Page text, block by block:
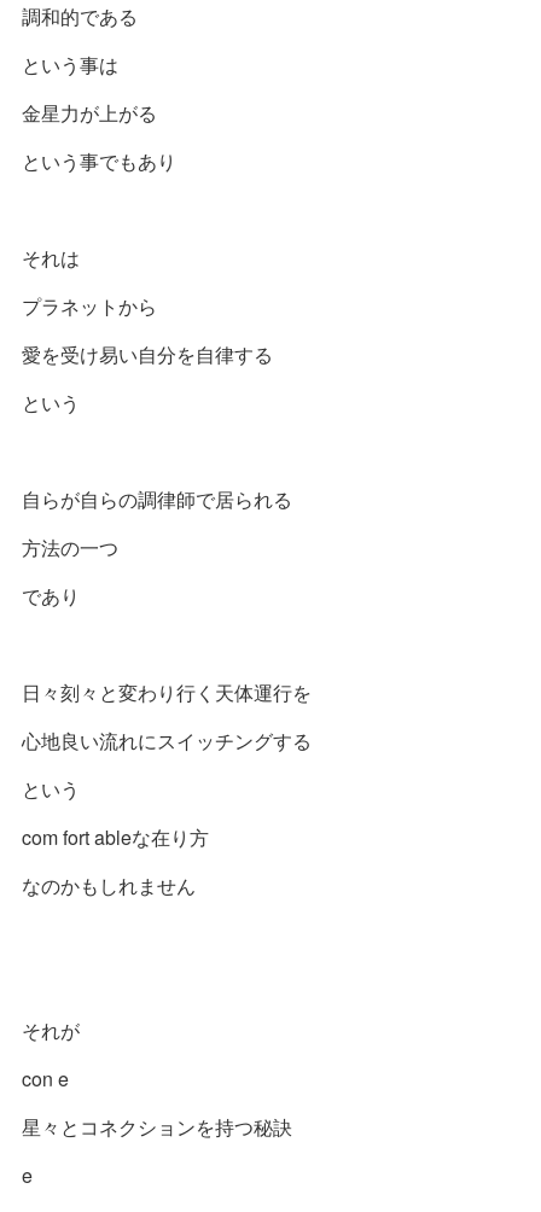
調和的である
という事は
金星力が上がる
という事でもあり
それは
プラネットから
愛を受け易い自分を自律する
という
自らが自らの調律師で居られる
方法の一つ
であり
日々刻々と変わり行く天体運行を
心地良い流れにスイッチングする
という
com fort ableな在り方
なのかもしれません
それが
con e
星々とコネクションを持つ秘訣
e